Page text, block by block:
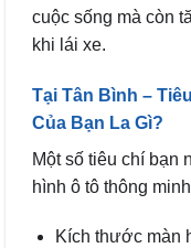
cuộc sống mà còn
khi lái xe.
Tại Tân Bình –
Của Bạn La Gì?
Một số tiêu chí bạn
hình ô tô thông
Kích thước màn